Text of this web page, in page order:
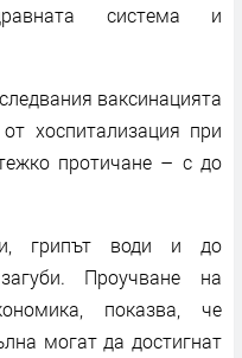
система и
ваксинацията
хоспитализация при
протичане – с до
грипът води и до
Проучване на
показва, че
могат да достигнат